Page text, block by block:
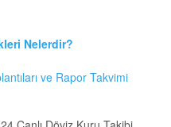
Nelerdir?
ve Rapor Takvimi